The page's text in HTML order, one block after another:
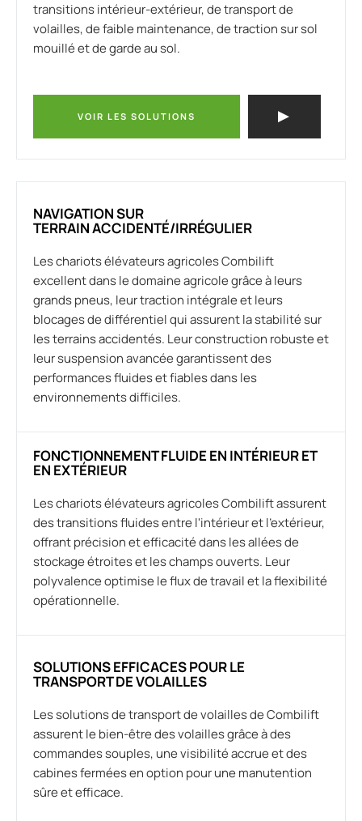
transitions intérieur-extérieur, de transport de
volailles, de faible maintenance, de traction sur sol
mouillé et de garde au sol.
VOIR LES SOLUTIONS
NAVIGATION SUR
TERRAIN ACCIDENTÉ/IRRÉGULIER
Les chariots élévateurs agricoles Combilift
excellent dans le domaine agricole grâce à leurs
grands pneus, leur traction intégrale et leurs
blocages de différentiel qui assurent la stabilité sur
les terrains accidentés. Leur construction robuste et
leur suspension avancée garantissent des
performances fluides et fiables dans les
environnements difficiles.
FONCTIONNEMENT FLUIDE EN INTÉRIEUR ET
EN EXTÉRIEUR
Les chariots élévateurs agricoles Combilift assurent
des transitions fluides entre l'intérieur et l'extérieur,
offrant précision et efficacité dans les allées de
stockage étroites et les champs ouverts. Leur
polyvalence optimise le flux de travail et la flexibilité
opérationnelle.
SOLUTIONS EFFICACES POUR LE
TRANSPORT DE VOLAILLES
Les solutions de transport de volailles de Combilift
assurent le bien-être des volailles grâce à des
commandes souples, une visibilité accrue et des
cabines fermées en option pour une manutention
sûre et efficace.